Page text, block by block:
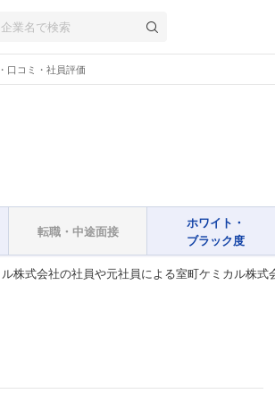
口コミ・社員評価
転職・中途面接
ホワイト・
ブラック度
式会社の社員や元社員による室町ケミカル株